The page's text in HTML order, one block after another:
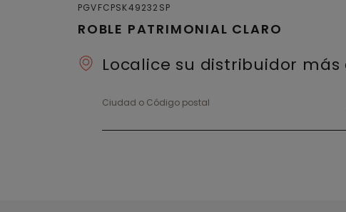
ROBLE PATRIMONIAL CLARO
PGVFCPSK49232SP
Localice su distribuidor más
Ciudad o Código postal